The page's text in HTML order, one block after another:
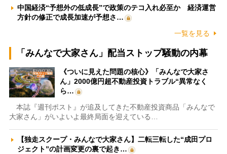
中国経済“予想外の低成長”で政策のテコ入れ必至か 経済運営
方針の修正で成長加速が予想さ…
一覧を見る
「みんなで大家さん」配当ストップ騒動の内幕
《ついに見えた問題の核心》「みんなで大家さ
ん」2000億円超不動産投資トラブル“異常なく
ら…
本誌『週刊ポスト』が追及してきた不動産投資商品「みんなで
大家さん」がいよいよ最終局面を迎えている…
【独走スクープ・みんなで大家さん】二転三転した“成田プロ
ジェクト”の計画変更の裏で起き…